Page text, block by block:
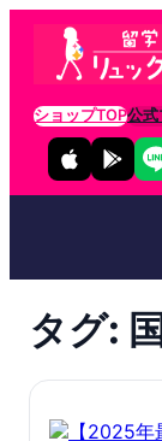
ショップTOP公式
タグ: